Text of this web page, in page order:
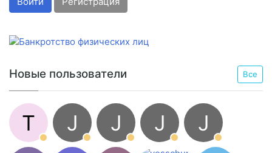
Новые пользователи Все
T J J J
J